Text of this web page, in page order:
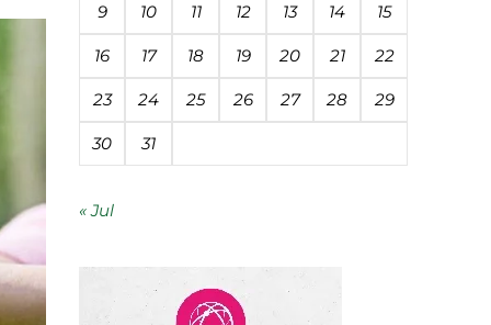
vida
9 10 11 12 13 14 15
16 17 18 19 20 21 22
23 24 25 26 27 28 29
30 31
« Jul